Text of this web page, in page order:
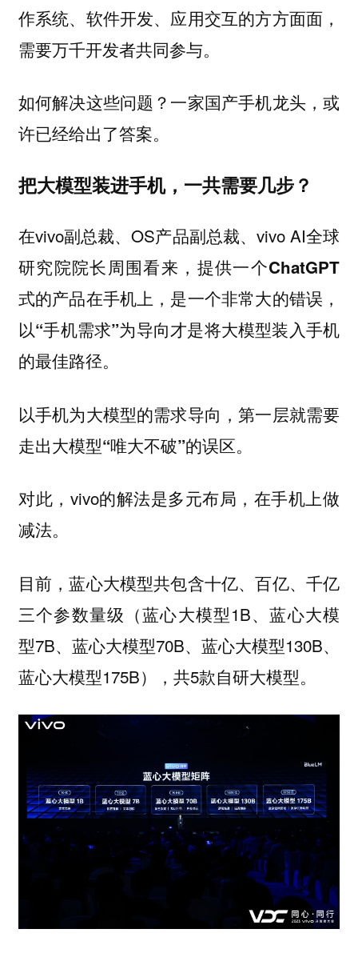
作系统、软件开发、应用交互的方方面面，
需要万千开发者共同参与。
如何解决这些问题？一家国产手机龙头，或
许已经给出了答案。
把大模型装进手机，一共需要几步？
在vivo副总裁、OS产品副总裁、vivo AI全球
研究院院长周围看来， 提供一个ChatGPT
式的产品在手机上，是一个非常大的错误，
以“手机需求”为导向才是将大模型装入手机
的最佳路径。
以手机为大模型的需求导向，第一层就需要
走出大模型“唯大不破”的误区。
对此，vivo的解法是多元布局，在手机上做
减法。
目前，蓝心大模型共包含十亿、百亿、千亿
三个参数量级（蓝心大模型1B、蓝心大模
型7B、蓝心大模型70B、蓝心大模型130B、
蓝心大模型175B），共5款自研大模型。